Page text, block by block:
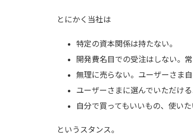
とにかく当社は
特定の資本関係は持たない。
開発費名目での受注はしない。
無理に売らない。ユーザーさま
ユーザーさまに選んでいただける
自分で買ってもいいもの、使いた
というスタンス。